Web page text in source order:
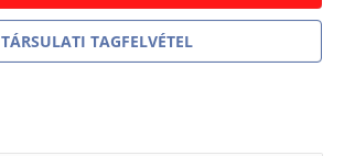
TÁRSULATI TAGFELVÉTEL